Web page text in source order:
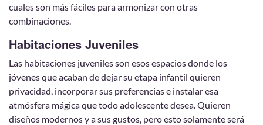
cuales son más fáciles para armonizar con otras
combinaciones.
Habitaciones Juveniles
Las habitaciones juveniles son esos espacios donde los
jóvenes que acaban de dejar su etapa infantil quieren
privacidad, incorporar sus preferencias e instalar esa
atmósfera mágica que todo adolescente desea. Quieren
diseños modernos y a sus gustos, pero esto solamente será